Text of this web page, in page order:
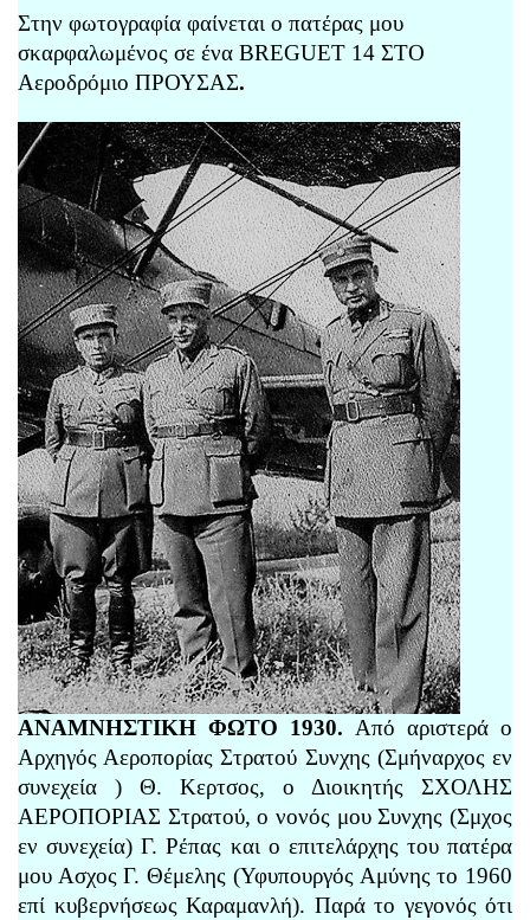
Στην φωτογραφία φαίνεται ο πατέρας μου
σκαρφαλωμένος σε ένα BREGUET 14 ΣΤΟ
Αεροδρόμιο ΠΡΟΥΣΑΣ.
ΑΝΑΜΝΗΣΤΙΚΗ ΦΩΤΟ 1930. Από αριστερά ο
Αρχηγός Αεροπορίας Στρατού Συνχης (Σμήναρχος εν
συνεχεία ) Θ. Κερτσος, ο Διοικητής ΣΧΟΛΗΣ
ΑΕΡΟΠΟΡΙΑΣ Στρατού, ο νονός μου Συνχης (Σμχος
εν συνεχεία) Γ. Ρέπας και ο επιτελάρχης του πατέρα
μου Ασχος Γ. Θέμελης (Υφυπουργός Αμύνης το 1960
επί κυβερνήσεως Καραμανλή). Παρά το γεγονός ότι